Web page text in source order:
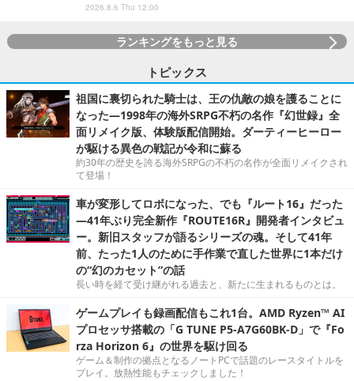
2026.8.6 Thu 12:00
ランキングをもっと見る
トピックス
祖国に裏切られた騎士は、王の仇敵の娘を護ることに
なった―1998年の海外SRPG不朽の名作『幻世録』全
面リメイク版、体験版配信開始。ダーティーヒーロー
が駆ける異色の戦記が令和に蘇る
約30年の歴史を誇る海外SRPGの不朽の名作が全面リメイクされ
て登場！
車が変形してロボになった、でも『ルート16』だった
―41年ぶり完全新作『ROUTE16R』開発者インタビュ
ー。新旧スタッフが語るシリーズの魂。そして41年
前、たった1人のために手作業で直した世界に1本だけ
の“幻のカセット”の話
長い時を経て受け継がれる過去と、新たに生まれるものとは。
ゲームプレイも録画配信もこれ1台。AMD Ryzen™ AI
プロセッサ搭載の「G TUNE P5-A7G60BK-D」で『Fo
rza Horizon 6』の世界を駆け回る
ゲーム＆制作の拠点となるノートPCで話題のレースタイトルを
プレイ。放熱性能もチェックしました！